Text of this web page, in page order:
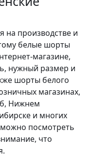
на производстве и
белые шорты
магазине,
нужный размер и
шорты белого
магазинах,
Нижнем
и многих
можно посмотреть
что